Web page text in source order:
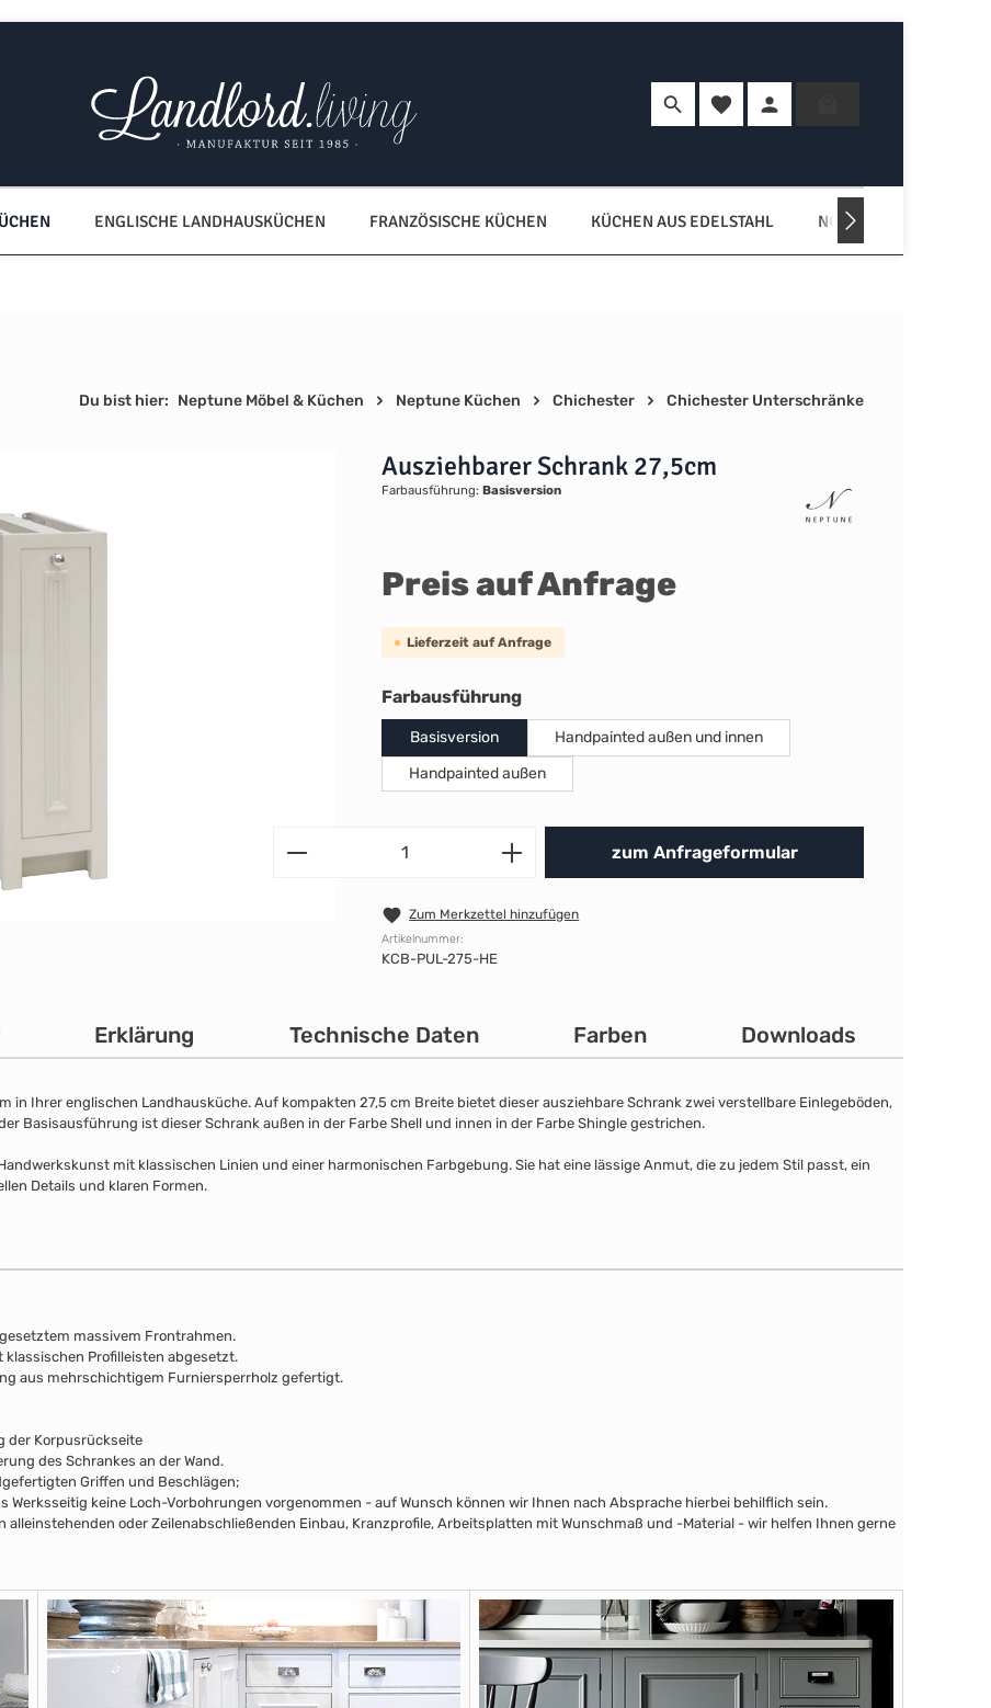
Du hast 0 Produkte auf dem Merkzettel
ENGLISCHE LANDHAUSKÜCHEN FRANZÖSISCHE KÜCHEN KÜCHEN AUS EDELSTAHL NORDISCHE KÜCHEN
Du bist hier: Neptune Möbel & Küchen Neptune Küchen Chichester Chichester Unterschränke
Ausziehbarer Schrank 27,5cm
Farbausführung: Basisversion
Preis auf Anfrage
Lieferzeit auf Anfrage
Farbausführungauswählen
Basisversion
Handpainted außen und innen
Handpainted außen
Produkt Anzahl: Gib den
zum Anfrageformular
Zum Merkzettel hinzufügen
Artikelnummer:
KCB-PUL-275-HE
Erklärung Technische Daten Farben Downloads
Ihrer englischen Landhausküche. Auf kompakten 27,5 cm Breite bietet dieser ausziehbare Schrank zwei verstellbare Einlegeböden,
Basisausführung ist dieser Schrank außen in der Farbe Shell und innen in der Farbe Shingle gestrichen.
mit klassischen Linien und einer harmonischen Farbgebung. Sie hat eine lässige Anmut, die zu jedem Stil passt, ein
Details und klaren Formen.
massivem Frontrahmen.
Profilleisten abgesetzt.
aus mehrschichtigem Furniersperrholz gefertigt.
der Korpusrückseite
des Schrankes an der Wand.
Griffen und Beschlägen;
Werksseitig keine Loch-Vorbohrungen vorgenommen - auf Wunsch können wir Ihnen nach Absprache hierbei behilflich sein.
oder Zeilenabschließenden Einbau, Kranzprofile, Arbeitsplatten mit Wunschmaß und -Material - wir helfen Ihnen gerne